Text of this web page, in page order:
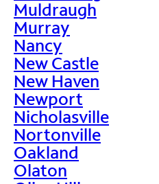
Muldraugh
Murray
Nancy
New Castle
New Haven
Newport
Nicholasville
Nortonville
Oakland
Olaton